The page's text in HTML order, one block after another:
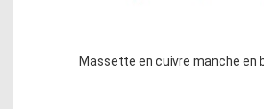
Massette en cuivre manche en